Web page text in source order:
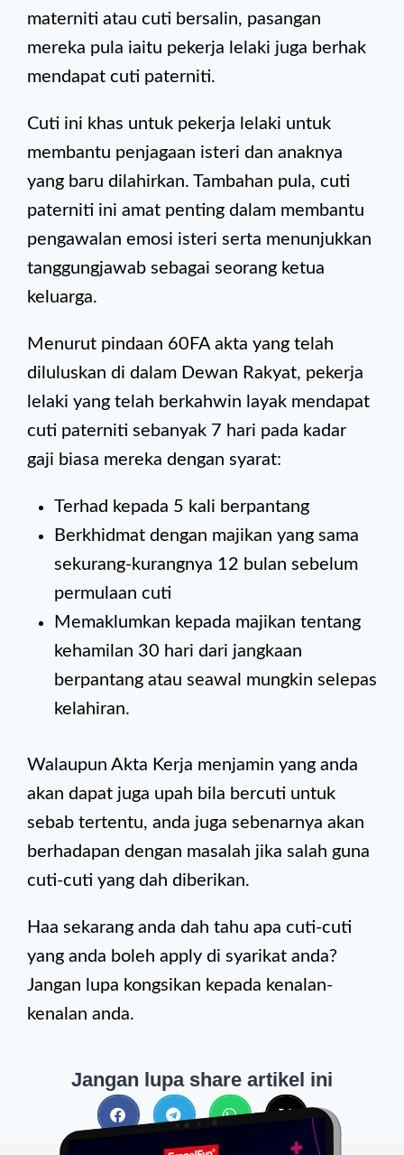
materniti atau cuti bersalin, pasangan
mereka pula iaitu pekerja lelaki juga berhak
mendapat cuti paterniti.
Cuti ini khas untuk pekerja lelaki untuk
membantu penjagaan isteri dan anaknya
yang baru dilahirkan. Tambahan pula, cuti
paterniti ini amat penting dalam membantu
pengawalan emosi isteri serta menunjukkan
tanggungjawab sebagai seorang ketua
keluarga.
Menurut pindaan 60FA akta yang telah
diluluskan di dalam Dewan Rakyat, pekerja
lelaki yang telah berkahwin layak mendapat
cuti paterniti sebanyak 7 hari pada kadar
gaji biasa mereka dengan syarat:
Terhad kepada 5 kali berpantang
Berkhidmat dengan majikan yang sama
sekurang-kurangnya 12 bulan sebelum
permulaan cuti
Memaklumkan kepada majikan tentang
kehamilan 30 hari dari jangkaan
berpantang atau seawal mungkin selepas
kelahiran.
Walaupun Akta Kerja menjamin yang anda
akan dapat juga upah bila bercuti untuk
sebab tertentu, anda juga sebenarnya akan
berhadapan dengan masalah jika salah guna
cuti-cuti yang dah diberikan.
Haa sekarang anda dah tahu apa cuti-cuti
yang anda boleh apply di syarikat anda?
Jangan lupa kongsikan kepada kenalan-
kenalan anda.
Jangan lupa share artikel ini